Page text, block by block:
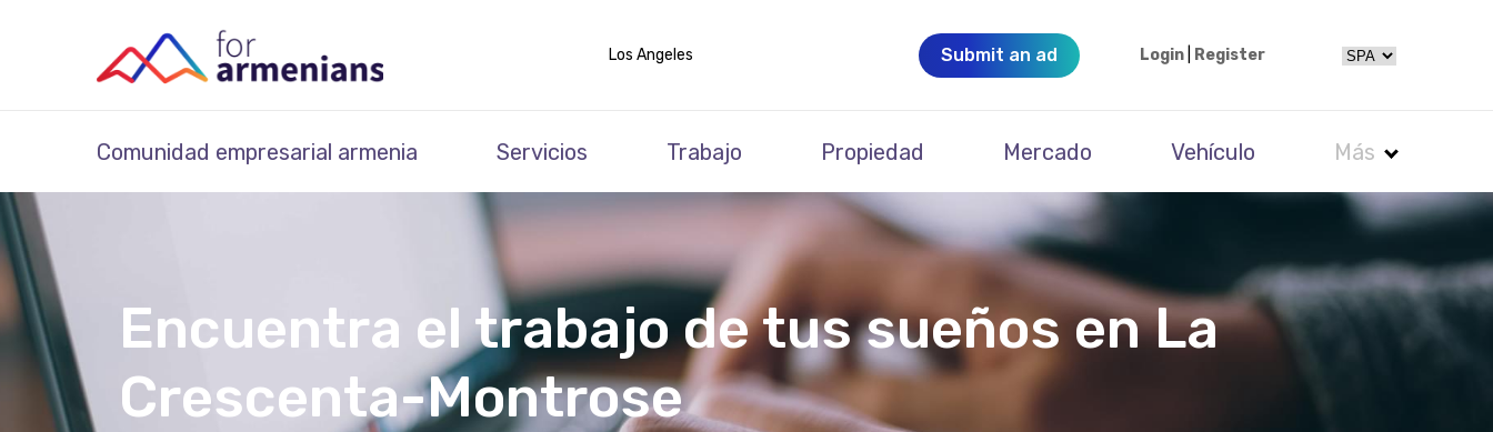
Los Angeles Submit an ad Login Register
Comunidad empresarial armenia Servicios Trabajo Propiedad Mercado Vehículo Más
Encuentra el trabajo de tus sueños en La
Crescenta-Montrose